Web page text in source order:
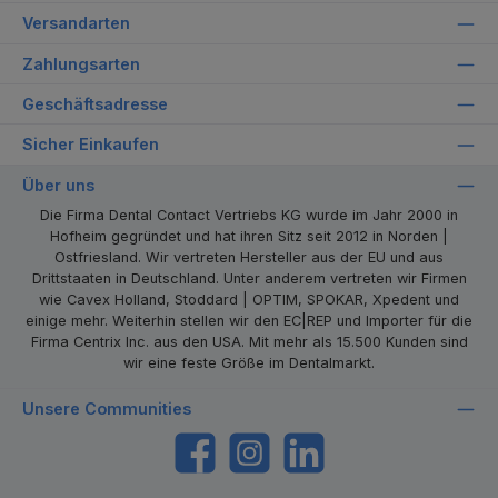
Versandarten
Zahlungsarten
Geschäftsadresse
Sicher Einkaufen
Über uns
Die Firma Dental Contact Vertriebs KG wurde im Jahr 2000 in
Hofheim gegründet und hat ihren Sitz seit 2012 in Norden |
Ostfriesland. Wir vertreten Hersteller aus der EU und aus
Drittstaaten in Deutschland. Unter anderem vertreten wir Firmen
wie Cavex Holland, Stoddard | OPTIM, SPOKAR, Xpedent und
einige mehr. Weiterhin stellen wir den EC|REP und Importer für die
Firma Centrix Inc. aus den USA. Mit mehr als 15.500 Kunden sind
wir eine feste Größe im Dentalmarkt.
Unsere Communities
https://www.facebook.com/dentalcontact
Instagram